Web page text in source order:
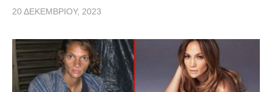
20 ΔΕΚΕΜΒΡΊΟΥ, 2023